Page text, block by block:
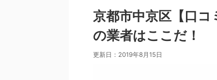
京都市中京区【口
の業者はここだ！
更新日： 2019年8月15日